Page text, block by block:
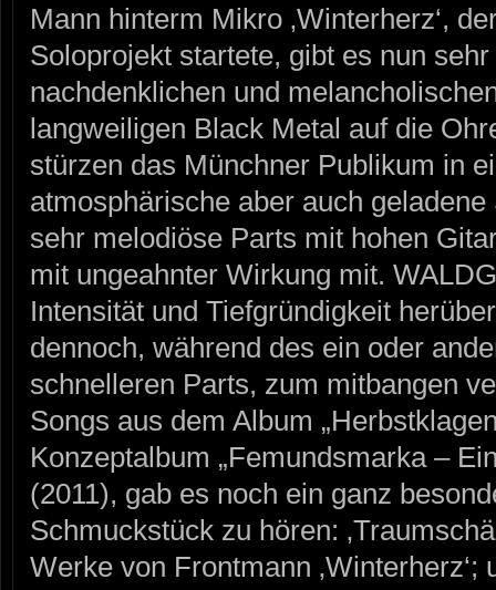
Mann hinterm Mikro ‚Winterherz‘,
Soloprojekt startete, gibt es nun
nachdenklichen und
langweiligen Black Metal auf die
stürzen das Münchner Publikum in
atmosphärische aber auch
sehr melodiöse Parts mit hohen
mit ungeahnter Wirkung mit.
Intensität und Tiefgründigkeit
dennoch, während des ein oder
schnelleren Parts, zum mitbangen
Songs aus dem Album
Konzeptalbum „Femundsmarka –
(2011), gab es noch ein ganz
Schmuckstück zu hören:
Werke von Frontmann